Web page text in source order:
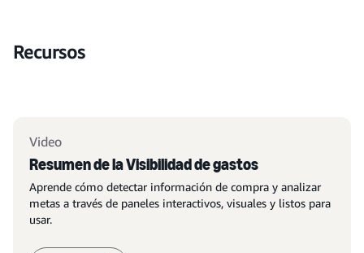
Recursos
Video
Resumen de la Visibilidad de gastos
Aprende cómo detectar información de compra y analizar
metas a través de paneles interactivos, visuales y listos para
usar.